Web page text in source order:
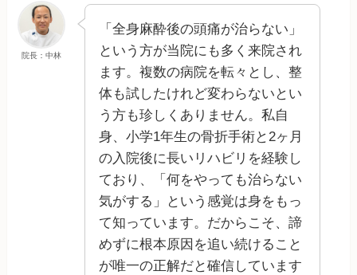
院長：中林
「全身麻酔後の頭痛が治らない」
という方が当院にも多く来院され
ます。複数の病院を転々とし、整
体も試したけれど変わらないとい
う方も珍しくありません。私自
身、小学1年生の骨折手術と2ヶ月
の入院後に長いリハビリを経験し
ており、「何をやっても治らない
気がする」という感覚は身をもっ
て知っています。だからこそ、諦
めずに根本原因を追い続けること
が唯一の正解だと確信しています